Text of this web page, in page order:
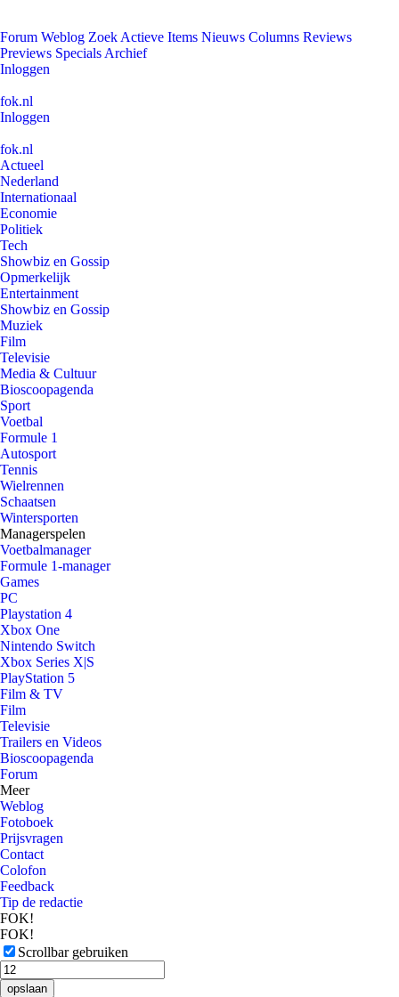
Forum Weblog Zoek Actieve Items Nieuws Columns Reviews
Previews Specials Archief
Inloggen
fok.nl
Inloggen
fok.nl
Actueel
Nederland
Internationaal
Economie
Politiek
Tech
Showbiz en Gossip
Opmerkelijk
Entertainment
Showbiz en Gossip
Muziek
Film
Televisie
Media & Cultuur
Bioscoopagenda
Sport
Voetbal
Formule 1
Autosport
Tennis
Wielrennen
Schaatsen
Wintersporten
Managerspelen
Voetbalmanager
Formule 1-manager
Games
PC
Playstation 4
Xbox One
Nintendo Switch
Xbox Series X|S
PlayStation 5
Film & TV
Film
Televisie
Trailers en Videos
Bioscoopagenda
Forum
Meer
Weblog
Fotoboek
Prijsvragen
Contact
Colofon
Feedback
Tip de redactie
FOK!
FOK!
Scrollbar gebruiken
opslaan